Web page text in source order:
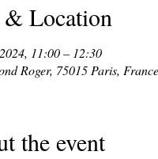
Location
11:00 – 12:30
Roger, 75015 Paris, France
the event